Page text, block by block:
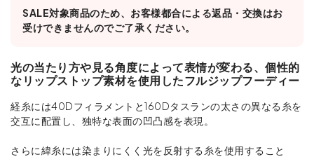
SALE対象商品のため、お客様都合による返品・交換はお
受けできませんのでご了承ください。
光の当たり方や見る角度によって表情が変わる、個性的
なリップストップ素材を使用したフルジップフーディー
経糸には40Dフィラメントと160Dタスランの太さの異なる糸を
交互に配置し、独特な表面の凹凸感を表現。
さらに緯糸には染まりにくく光を反射する糸を使用すること